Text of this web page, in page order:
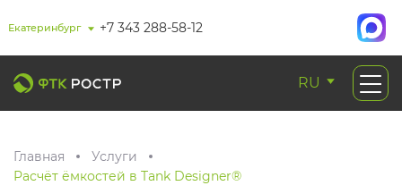
Екатеринбург +7 343 288-58-12
RU
Главная
Услуги
Расчёт ёмкостей в Tank Designer®